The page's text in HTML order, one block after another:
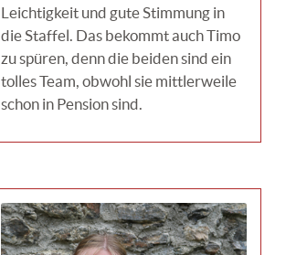
Leichtigkeit und gute Stimmung in
die Staffel. Das bekommt auch Timo
zu spüren, denn die beiden sind ein
tolles Team, obwohl sie mittlerweile
schon in Pension sind.